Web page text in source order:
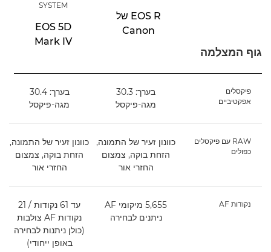
גוף המצלמה
EOS R של
Canon
SYSTEM
EOS 5D
Mark IV
פיקסלים
אפקטיביים
בערך: 30.3
מגה-פיקסל
בערך: 30.4
מגה-פיקסל
RAW עם פיקסלים
כפולים
כוונון זעיר של התמונה,
הזחת בוקה, צמצום
החזרי אור
כוונון זעיר של התמונה,
הזחת בוקה, צמצום
החזרי אור
נקודות AF
5,655 מיקומי AF
ניתנים לבחירה
עד 61 נקודות / 21
נקודות AF צולבות
(כולן ניתנות לבחירה
באופן ייחודי)